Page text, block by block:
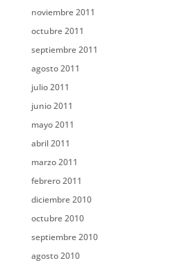
noviembre 2011
octubre 2011
septiembre 2011
agosto 2011
julio 2011
junio 2011
mayo 2011
abril 2011
marzo 2011
febrero 2011
diciembre 2010
octubre 2010
septiembre 2010
agosto 2010